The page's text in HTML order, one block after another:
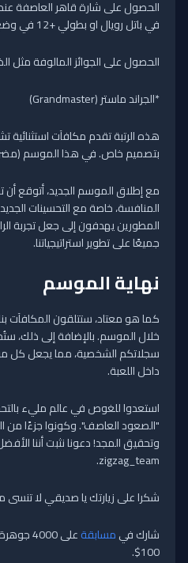
الحصول على شارة قاهر العاصفة
في باتل رويال او بطولي +12 في وضع الكلاش سكواد.
الحصول على الجوائز المالوفة مثل
*الجراند ماستر (Grandmaster)
هذه الرتبة تقدم مكافآت استثنائية
بتصميم خاص. في هذا الموسم
مع إطلاق الموسم الجديد، أتوقع
المنافسة، خاصة مع التحسينات
المطورين يهدفون إلى جعل تجربة
جميعًا على تطوير استراتيجياتنا.
نهاية الموسم
كما هو معتاد، ستتلقون المكافآت
خلال الموسم. بالإضافة إلى ذلك،
سجلاتكم الشخصية، مما يجعل كل
داخل اللعبة.
استعدوا للغوص في عالم مليء
"الصعود العاصف". وكونوا جزءًا من
وتحقيق المجد! دعونا نثبت أننا
zigzag_team.
شكرا على زيارتك يا صديقي لا تنسى
شارك فيمسابقة
على
100$.